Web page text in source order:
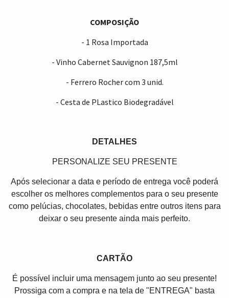
COMPOSIÇÃO
- 1 Rosa Importada
- Vinho Cabernet Sauvignon 187,5ml
- Ferrero Rocher com 3 unid.
- Cesta de PLastico Biodegradável
DETALHES
PERSONALIZE SEU PRESENTE
Após selecionar a data e período de entrega você poder
escolher os melhores complementos para o seu presente
como pelúcias, chocolates, bebidas entre outros itens para
deixar o seu presente ainda mais perfeito.
CARTÃO
É possível incluir uma mensagem junto ao seu presente!
Prossiga com a compra e na tela de "ENTREGA" basta